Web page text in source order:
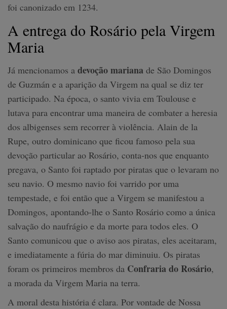
foi canonizado em 1234.
A entrega do Rosário pela Virgem
Maria
Já mencionamos a devoção mariana de São Domingos
de Guzmán e a aparição da Virgem na qual se diz ter
participado. Na época, o santo vivia em Toulouse e
lutava para encontrar uma maneira de combater a heresia
dos albigenses sem recorrer à violência. Alain de la
Rupe, outro dominicano que ficou famoso pela sua
devoção particular ao Rosário, conta-nos que enquanto
pregava, o Santo foi raptado por piratas que o levaram no
seu navio. O mesmo navio foi varrido por uma
tempestade, e foi então que a Virgem se manifestou a
Domingos, apontando-lhe o Santo Rosário como a única
salvação do naufrágio e da morte para todos eles. O
Santo comunicou que o aviso aos piratas, eles aceitaram,
e imediatamente a fúria do mar diminuiu. Os piratas
foram os primeiros membros da Confraria do Rosário,
a morada da Virgem Maria na terra.
A moral desta história é clara. Por vontade de Nossa